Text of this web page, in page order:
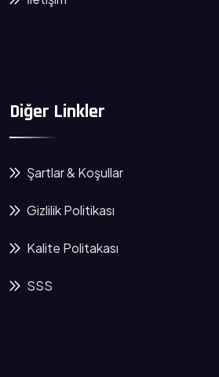
Diğer Linkler
Şartlar & Koşullar
Gizlilik Politikası
Kalite Politakası
SSS